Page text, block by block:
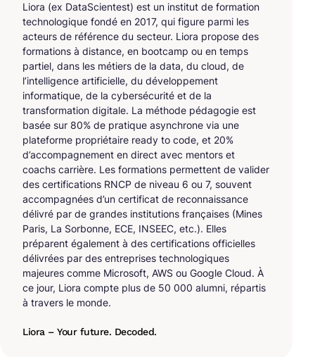
Liora (ex DataScientest) est un institut de formation
technologique fondé en 2017, qui figure parmi les
acteurs de référence du secteur. Liora propose des
formations à distance, en bootcamp ou en temps
partiel, dans les métiers de la data, du cloud, de
l’intelligence artificielle, du développement
informatique, de la cybersécurité et de la
transformation digitale. La méthode pédagogie est
basée sur 80% de pratique asynchrone via une
plateforme propriétaire ready to code, et 20%
d’accompagnement en direct avec mentors et
coachs carrière. Les formations permettent de valider
des certifications RNCP de niveau 6 ou 7, souvent
accompagnées d’un certificat de reconnaissance
délivré par de grandes institutions françaises (Mines
Paris, La Sorbonne, ECE, INSEEC, etc.). Elles
préparent également à des certifications officielles
délivrées par des entreprises technologiques
majeures comme Microsoft, AWS ou Google Cloud. À
ce jour, Liora compte plus de 50 000 alumni, répartis
à travers le monde.
Liora – Your future. Decoded.